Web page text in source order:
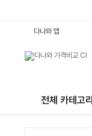
다나와 앱
전체 카테고리